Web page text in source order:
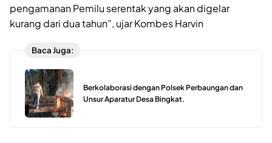
pengamanan Pemilu serentak yang akan digelar
kurang dari dua tahun”, ujar Kombes Harvin
Baca Juga:
Berkolaborasi dengan Polsek Perbaungan dan
Unsur Aparatur Desa Bingkat.